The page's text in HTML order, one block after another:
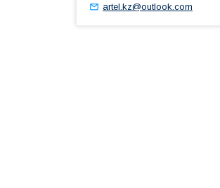
artel.kz@outlook.com